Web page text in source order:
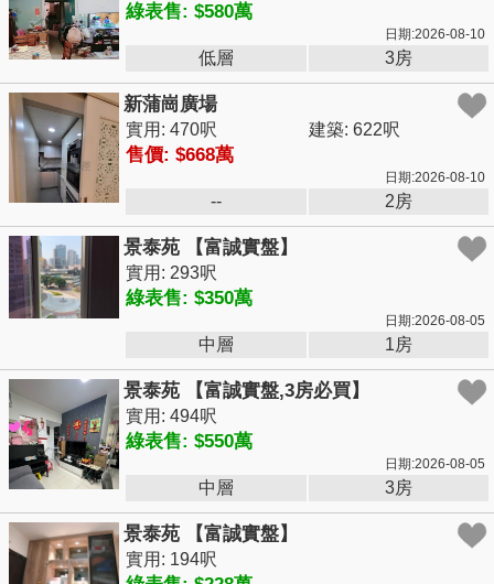
綠表售: $580萬
日期:2026-08-10
低層 3房
新蒲崗廣場
實用: 470呎 建築: 622呎
售價: $668萬
日期:2026-08-10
-- 2房
景泰苑 【富誠實盤】
實用: 293呎
綠表售: $350萬
日期:2026-08-05
中層 1房
景泰苑 【富誠實盤,3房必買】
實用: 494呎
綠表售: $550萬
日期:2026-08-05
中層 3房
景泰苑 【富誠實盤】
實用: 194呎